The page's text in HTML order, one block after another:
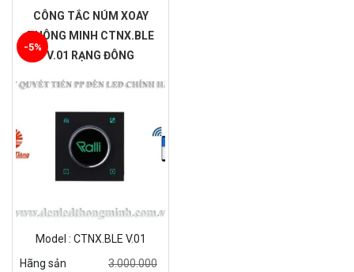
CÔNG TẮC NÚM XOAY
THÔNG MINH CTNX.BLE
V.01 RẠNG ĐÔNG
Model : CTNX.BLE V.01
Hãng sản
3.000.000
-5%